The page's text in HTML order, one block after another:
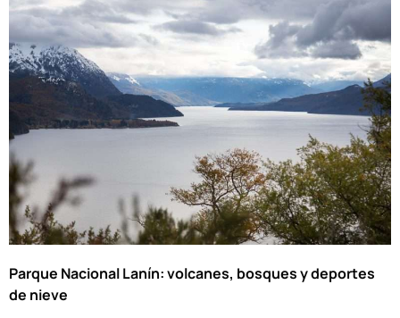
Parque Nacional Lanín: volcanes, bosques y deportes
de nieve